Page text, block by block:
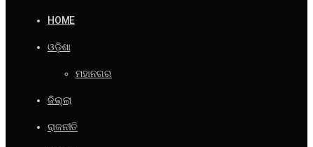
HOME
ଓଡ଼ିଶା
ମହାନଗର
ଜିଲ୍ଲା
ରାଜନୀତି